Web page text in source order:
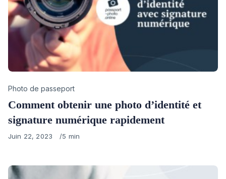
Category
Photo de passeport
Comment obtenir une photo d’identité et
signature numérique rapidement
Published
Juin 22, 2023 5 min